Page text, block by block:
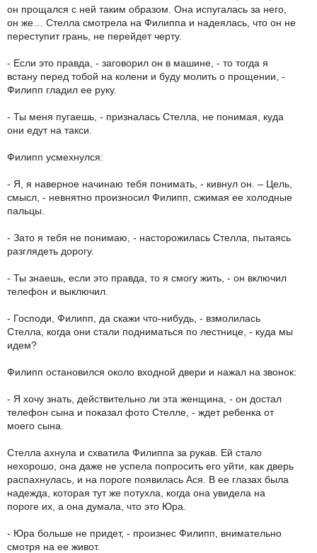
он прощался с ней таким образом. Она испугалась за него,
он же… Стелла смотрела на Филиппа и надеялась, что он не
переступит грань, не перейдет черту.
- Если это правда, - заговорил он в машине, - то тогда я
встану перед тобой на колени и буду молить о прощении, -
Филипп гладил ее руку.
- Ты меня пугаешь, - призналась Стелла, не понимая, куда
они едут на такси.
Филипп усмехнулся:
- Я, я наверное начинаю тебя понимать, - кивнул он. – Цель,
смысл, - невнятно произносил Филипп, сжимая ее холодные
пальцы.
- Зато я тебя не понимаю, - насторожилась Стелла, пытаясь
разглядеть дорогу.
- Ты знаешь, если это правда, то я смогу жить, - он включил
телефон и выключил.
- Господи, Филипп, да скажи что-нибудь, - взмолилась
Стелла, когда они стали подниматься по лестнице, - куда мы
идем?
Филипп остановился около входной двери и нажал на звонок:
- Я хочу знать, действительно ли эта женщина, - он достал
телефон сына и показал фото Стелле, - ждет ребенка от
моего сына.
Стелла ахнула и схватила Филиппа за рукав. Ей стало
нехорошо, она даже не успела попросить его уйти, как дверь
распахнулась, и на пороге появилась Ася. В ее глазах была
надежда, которая тут же потухла, когда она увидела на
пороге их, а она думала, что это Юра.
- Юра больше не придет, - произнес Филипп, внимательно
смотря на ее живот.